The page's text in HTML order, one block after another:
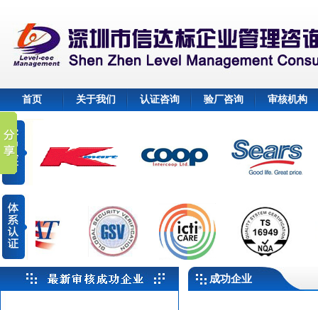
首页 关于我们 认证咨询 验厂咨询 审核机构
成功企业